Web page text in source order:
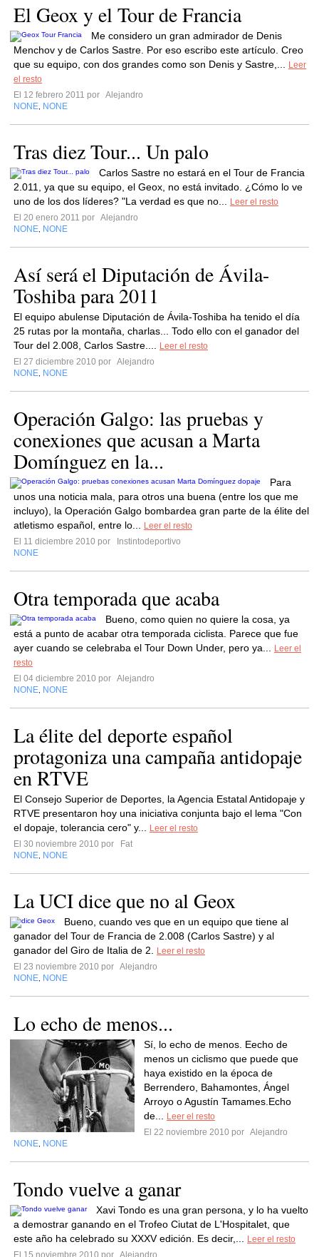
El Geox y el Tour de Francia
Me considero un gran admirador de Denis
Menchov y de Carlos Sastre. Por eso escribo este artículo. Creo
que su equipo, con dos grandes como son Denis y Sastre,...
Leer
el resto
El 12 febrero 2011 por Alejandro
NONE NONE
Tras diez Tour... Un palo
Carlos Sastre no estará en el Tour de Francia
2.011, ya que su equipo, el Geox, no está invitado. ¿Cómo lo ve
uno de los dos líderes? "La verdad es que no...
Leer el resto
El 20 enero 2011 por Alejandro
NONE NONE
Así será el Diputación de Ávila-
Toshiba para 2011
El equipo abulense Diputación de Ávila-Toshiba ha tenido el día
25 rutas por la montaña, charlas... Todo ello con el ganador del
Tour del 2.008, Carlos Sastre....
Leer el resto
El 27 diciembre 2010 por Alejandro
NONE NONE
Operación Galgo: las pruebas y
conexiones que acusan a Marta
Domínguez en la...
Para
unos una noticia mala, para otros una buena (entre los que me
incluyo), la Operación Galgo bombardea gran parte de la élite del
atletismo español, entre lo...
Leer el resto
El 11 diciembre 2010 por
Instintodeportivo
NONE
Otra temporada que acaba
Bueno, como quien no quiere la cosa, ya
está a punto de acabar otra temporada ciclista. Parece que fue
ayer cuando se celebraba el Tour Down Under, pero ya...
Leer el
resto
El 04 diciembre 2010 por Alejandro
NONE NONE
La élite del deporte español
protagoniza una campaña antidopaje
en RTVE
El Consejo Superior de Deportes, la Agencia Estatal Antidopaje y
RTVE presentaron hoy una iniciativa conjunta bajo el lema "Con
el dopaje, tolerancia cero" y...
Leer el resto
El 30 noviembre 2010 por
Fat
NONE NONE
La UCI dice que no al Geox
Bueno, cuando ves que en un equipo que tiene al
ganador del Tour de Francia de 2.008 (Carlos Sastre) y al
ganador del Giro de Italia de 2.
Leer el resto
El 23 noviembre 2010 por Alejandro
NONE NONE
Lo echo de menos...
Sí, lo echo de menos. Eecho de
menos un ciclismo que puede que
haya existido en la época de
Berrendero, Bahamontes, Ángel
Arroyo o Agustín Tamames.Echo
de...
Leer el resto
El 22 noviembre 2010 por Alejandro
NONE NONE
Tondo vuelve a ganar
Xavi Tondo es una gran persona, y lo ha vuelto
a demostrar ganando en el Trofeo Ciutat de L'Hospitalet, que
este año ha celebrado su XXXV edición. Es decir,...
Leer el resto
El 15 noviembre 2010 por Alejandro